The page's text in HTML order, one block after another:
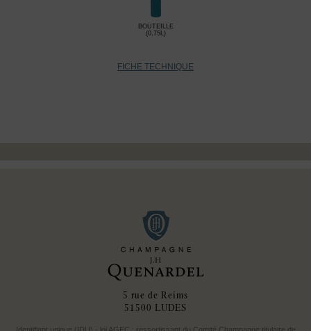
BOUTEILLE
(0,75L)
FICHE TECHNIQUE
5 rue de Reims
51500 LUDES